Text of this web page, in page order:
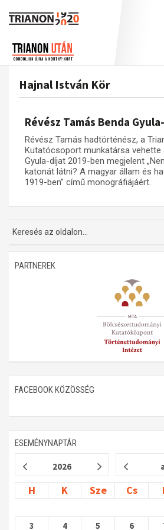
interpretációk
A békerendszer
Utókor és
Adatbázis
Emlékművek
Menekültek
Visszhang
Publikációk
Kapcsolat
Műhelymunkák
Hajnal István Kör
Révész Tamás Benda
Révész Tamás hadtörténész, a
Kutatócsoport munkatársa vehette
Gyula-díjat 2019-ben megjelent
katonát látni? A magyar állam és
1919-ben” című monográfiájáért.
PARTNEREK
FACEBOOK KÖZÖSSÉG
ESEMÉNYNAPTÁR
2026
H K Sze Cs
3
4 5 6